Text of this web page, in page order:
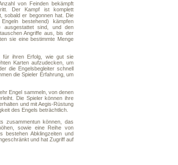
von Feinden bekämpft
Der Kampf ist komplett
sobald er begonnen hat. Die
bestehend) kämpfen
ausgestattet sind, und den
Angriffe aus, bis der
sie eine bestimmte Menge
für ihren Erfolg, wie gut sie
Karten aufzudecken, um
die Engelsbegleiter schnell
die Spieler Erfahrung, um
Engel sammeln, von denen
Die Spieler können ihre
und mit Aegis-Rüstung
des Engels beträchtlich.
zusammentun können, das
sowie eine Reihe von
bestehen Abklingzeiten und
und hat Zugriff auf